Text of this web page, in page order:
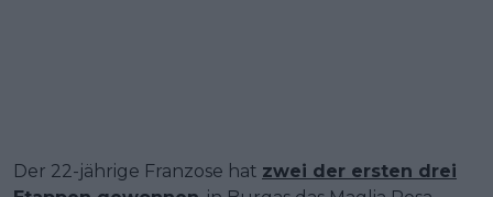
Der 22-jährige Franzose hat zwei der ersten drei